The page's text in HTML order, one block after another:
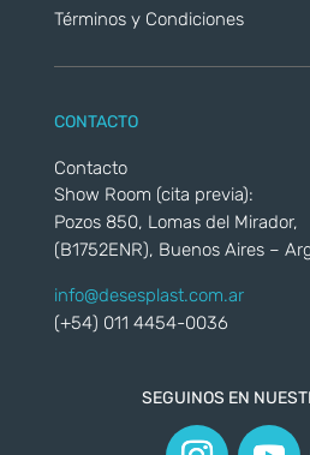
Términos y Condiciones
CONTACTO
Contacto
Show Room (cita previa):
Pozos 850, Lomas del Mirador,
(B1752ENR), Buenos Aires –
info@desesplast.com.ar
(+54) 011 4454-0036
SEGUINOS EN